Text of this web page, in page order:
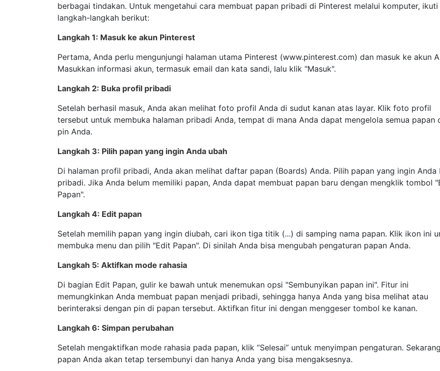
berbagai tindakan. Untuk mengetahui cara membuat papan pribadi di Pinterest melalui komputer, ikuti
langkah-langkah berikut:
Langkah 1: Masuk ke akun Pinterest
Pertama, Anda perlu mengunjungi halaman utama Pinterest (www.pinterest.com) dan masuk ke akun
Masukkan informasi akun, termasuk email dan kata sandi, lalu klik "Masuk".
Langkah 2: Buka profil pribadi
Setelah berhasil masuk, Anda akan melihat foto profil Anda di sudut kanan atas layar. Klik foto profil
tersebut untuk membuka halaman pribadi Anda, tempat di mana Anda dapat mengelola semua papan
pin Anda.
Langkah 3: Pilih papan yang ingin Anda ubah
Di halaman profil pribadi, Anda akan melihat daftar papan (Boards) Anda. Pilih papan yang ingin Anda
pribadi. Jika Anda belum memiliki papan, Anda dapat membuat papan baru dengan mengklik tombol
Papan".
Langkah 4: Edit papan
Setelah memilih papan yang ingin diubah, cari ikon tiga titik (...) di samping nama papan. Klik ikon ini
membuka menu dan pilih "Edit Papan". Di sinilah Anda bisa mengubah pengaturan papan Anda.
Langkah 5: Aktifkan mode rahasia
Di bagian Edit Papan, gulir ke bawah untuk menemukan opsi "Sembunyikan papan ini". Fitur ini
memungkinkan Anda membuat papan menjadi pribadi, sehingga hanya Anda yang bisa melihat atau
berinteraksi dengan pin di papan tersebut. Aktifkan fitur ini dengan menggeser tombol ke kanan.
Langkah 6: Simpan perubahan
Setelah mengaktifkan mode rahasia pada papan, klik “Selesai” untuk menyimpan pengaturan.
papan Anda akan tetap tersembunyi dan hanya Anda yang bisa mengaksesnya.